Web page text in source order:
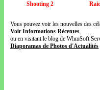
Shooting 2
Vous pouvez voir les nouvelles des
Voir Informations Récentes
ou en visitant le blog de WhmSoft
Diaporamas de Photos d'Actualités